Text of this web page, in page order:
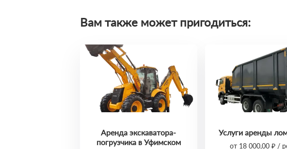
Вам также может пригодиться:
Аренда экскаватора-
погрузчика в Уфимском
Услуги аренды
от 18 000,00 ₽ /